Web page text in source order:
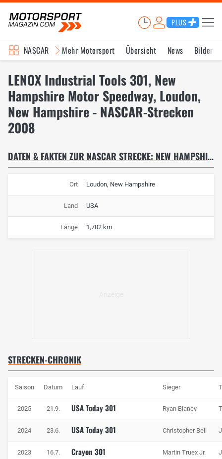
PLUS
NASCAR Mehr Motorsport Übersicht News Bilder
LENOX Industrial Tools 301, New
Hampshire Motor Speedway, Loudon,
New Hampshire - NASCAR-Strecken
2008
DATEN & FAKTEN ZUR NASCAR STRECKE: NEW HAMPSHIRE MOTOR SPEEDWAY
Ort Loudon, New Hampshire
Land USA
Länge 1,702 km
STRECKEN-CHRONIK
Saison Datum Lauf Sieger
2025 21.9. USA Today 301 Ryan Blaney
2024 23.6. USA Today 301 Christopher Bell
2023 16.7. Crayon 301 Martin Truex Jr.